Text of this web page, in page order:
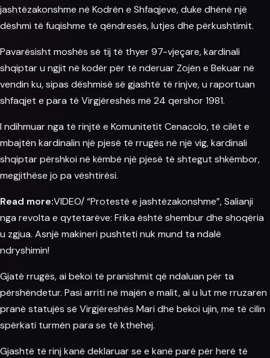
jashtëzakonshme në Kodrën e Shfaqjeve, duke dhënë një
dëshmi të fuqishme të qëndresës, lutjes dhe përkushtimit.
Pavarësisht moshës së tij të thyer 97-vjeçare, kardinali
shqiptar u ngjit në kodër për të nderuar Zojën e Bekuar në
vendin ku, sipas dëshmisë së gjashtë të rinjve, u raportuan
shfaqjet e para të Virgjëreshës më 24 qershor 1981.
I ndihmuar nga të rinjtë e Komunitetit Cenacolo, të cilët e
mbajtën kardinalin një pjesë të rrugës në një vig, kardinali
shqiptar përshkoi në këmbë një pjesë të shtegut shkëmbor,
megjithëse jo pa vështirësi.
Read more:VIDEO/ “Protestë e jashtëzakonshme”, Salianji
nga revolta e qytetarëve: Frika është shembur dhe shoqëria
u zgjua. Asnjë makineri pushteti nuk mund ta ndalë
ndryshimin!
Gjatë rrugës, ai bekoi të pranishmit që ndaluan për ta
përshëndetur. Pasi arriti në majën e malit, ai u lut me rruzaren
pranë statujës së Virgjëreshës Mari dhe bekoi ujin, me të cilin
spërkati turmën para se të kthehej.
Gjashtë të rinj kanë deklaruar se e kanë parë për herë të